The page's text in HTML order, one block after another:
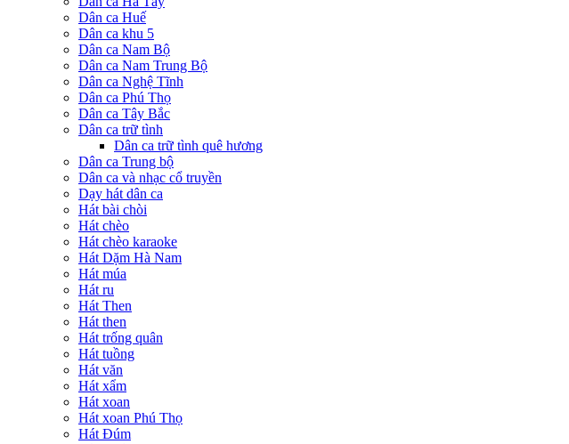
Dân ca Huế
Dân ca khu 5
Dân ca Nam Bộ
Dân ca Nam Trung Bộ
Dân ca Nghệ Tĩnh
Dân ca Phú Thọ
Dân ca Tây Bắc
Dân ca trữ tình
Dân ca trữ tình quê hương
Dân ca Trung bộ
Dân ca và nhạc cổ truyền
Dạy hát dân ca
Hát bài chòi
Hát chèo
Hát chèo karaoke
Hát Dặm Hà Nam
Hát múa
Hát ru
Hát Then
Hát then
Hát trống quân
Hát tuồng
Hát văn
Hát xẩm
Hát xoan
Hát xoan Phú Thọ
Hát Đúm